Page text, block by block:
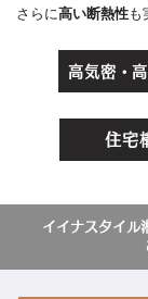
さらに高い断熱性も
高気密・
住宅
イイナスタイル